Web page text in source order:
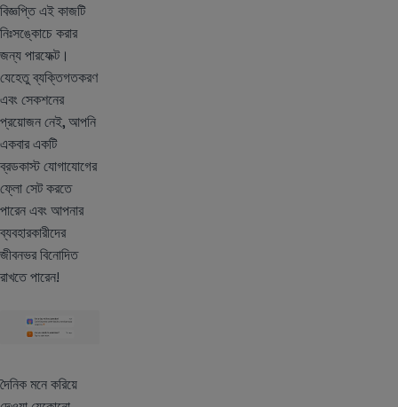
বিজ্ঞপ্তি এই কাজটি
নিঃসঙ্কোচে করার
জন্য পারফেক্ট।
যেহেতু ব্যক্তিগতকরণ
এবং সেকশনের
প্রয়োজন নেই, আপনি
একবার একটি
ব্রডকাস্ট যোগাযোগের
ফ্লো সেট করতে
পারেন এবং আপনার
ব্যবহারকারীদের
জীবনভর বিনোদিত
রাখতে পারেন!
দৈনিক মনে করিয়ে